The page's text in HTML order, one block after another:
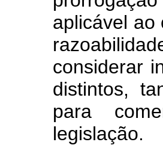
aplicável ao
considerar
distintos,
para
legislação.